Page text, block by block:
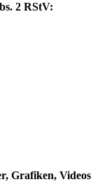
2 RStV:
Grafiken, Videos